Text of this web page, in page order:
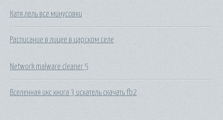
Катя лель все минусовки
Расписание в лицее в царском селе
Network malware cleaner 5
Вселенная икс книга 3 искатель скачать fb2